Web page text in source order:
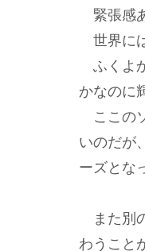
緊張感
世界に
ふくよ
かなのに
ここの
いのだが
ーズとな
また別
わうこと